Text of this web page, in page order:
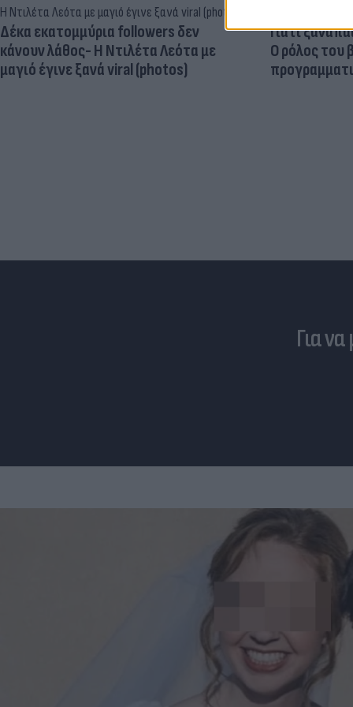
Δέκα εκατομμύρια followers δεν
κάνουν λάθος- Η Ντιλέτα Λεότα με
μαγιό έγινε ξανά viral (photos)
Γιατί
Ο ρόλος του
Για